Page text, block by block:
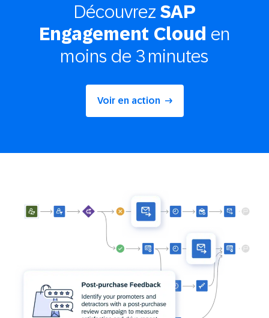
DécouvrezSAP
Engagement Cloud en
moins de 3 minutes
Voir en action